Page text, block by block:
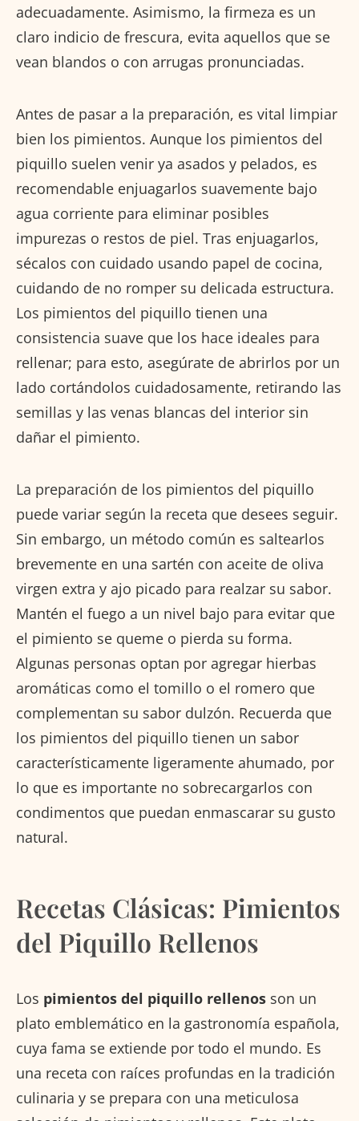
adecuadamente. Asimismo, la firmeza es un
claro indicio de frescura, evita aquellos que se
vean blandos o con arrugas pronunciadas.
Antes de pasar a la preparación, es vital limpiar
bien los pimientos. Aunque los pimientos del
piquillo suelen venir ya asados y pelados, es
recomendable enjuagarlos suavemente bajo
agua corriente para eliminar posibles
impurezas o restos de piel. Tras enjuagarlos,
sécalos con cuidado usando papel de cocina,
cuidando de no romper su delicada estructura.
Los pimientos del piquillo tienen una
consistencia suave que los hace ideales para
rellenar; para esto, asegúrate de abrirlos por un
lado cortándolos cuidadosamente, retirando las
semillas y las venas blancas del interior sin
dañar el pimiento.
La preparación de los pimientos del piquillo
puede variar según la receta que desees seguir.
Sin embargo, un método común es saltearlos
brevemente en una sartén con aceite de oliva
virgen extra y ajo picado para realzar su sabor.
Mantén el fuego a un nivel bajo para evitar que
el pimiento se queme o pierda su forma.
Algunas personas optan por agregar hierbas
aromáticas como el tomillo o el romero que
complementan su sabor dulzón. Recuerda que
los pimientos del piquillo tienen un sabor
característicamente ligeramente ahumado, por
lo que es importante no sobrecargarlos con
condimentos que puedan enmascarar su gusto
natural.
Recetas Clásicas: Pimientos
del Piquillo Rellenos
Los pimientos del piquillo rellenos son un
plato emblemático en la gastronomía española,
cuya fama se extiende por todo el mundo. Es
una receta con raíces profundas en la tradición
culinaria y se prepara con una meticulosa